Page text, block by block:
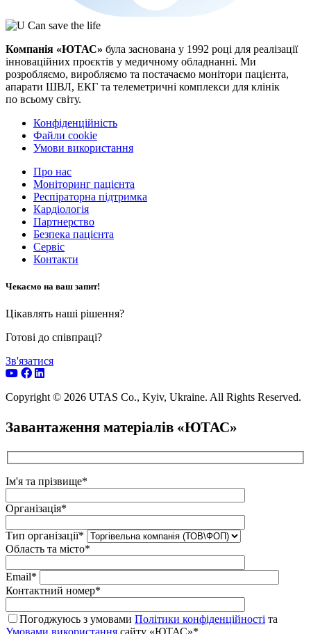
Компанія «ЮТАС» була заснована у 1992 році для реалізації
інноваційних проєктів у медичному обладнанні. Ми
розробляємо, виробляємо та постачаємо монітори пацієнта,
апарати ШВЛ, ЕКГ та телеметричні комплекси для клінік
по всьому світу.
Конфіденційність
Файли cookie
Умови використання
Про нас
Моніторинг пацієнта
Респіраторна підтримка
Кардіологія
Партнерство
Безпека пацієнта
Сервіс
Контакти
Чекаємо на ваш запит!
Цікавлять наші рішення?
Готові до співпраці?
Зв'язатися
Copyright © 2026 UTAS Co., Kyiv, Ukraine. All Rights Reserved.
Завантаження матеріалів «ЮТАС»
Ім'я та прізвище*
Організація*
Тип організації*
Область та місто*
Email*
Контактний номер*
Погоджуюсь з умовами Політики конфіденційності та